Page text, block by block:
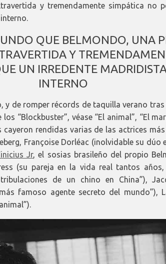
y tremendamente simpática no
QUE BELMONDO, UNA
Y
UN IRREDENTE
INTERNO
y de romper récords de taquilla verano
“Blockbuster”, véase “El animal”, “El
cayeron rendidas varias de las actrices
Françoise Dorléac (inolvidable su dúo
Jr, el sosias brasileño del propio
(su pareja en la vida real tantos
de un chino en China”),
famoso agente secreto del mundo”),